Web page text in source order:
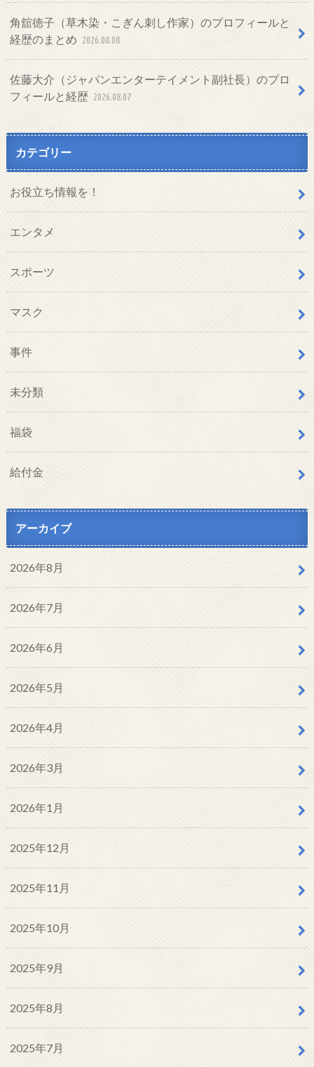
角舘徳子（草木染・こぎん刺し作家）のプロフィールと
経歴のまとめ 2026.08.08
佐藤大介（ジャパンエンターテイメント副社長）のプロ
フィールと経歴 2026.08.07
カテゴリー
お役立ち情報を！
エンタメ
スポーツ
マスク
事件
未分類
福袋
給付金
アーカイブ
2026年8月
2026年7月
2026年6月
2026年5月
2026年4月
2026年3月
2026年1月
2025年12月
2025年11月
2025年10月
2025年9月
2025年8月
2025年7月